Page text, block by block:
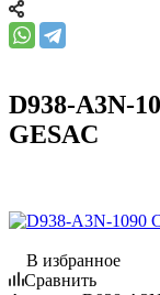
D938-A3N-
GESAC
В избранное
Сравнить